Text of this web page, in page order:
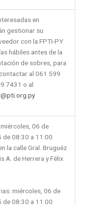
en
gestionar su
con la FPTI-PY
hábiles antes de la
de sobres, para
al 061 599
7431 o al
06 de
de 08:30 a 11:00
la calle Gral. Bruguéz
A. de Herrera y Félix
miércoles, 06 de
de 08:30 a 11:00